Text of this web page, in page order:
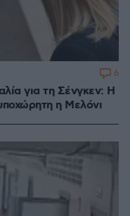
για τη Σένγκεν: Η
η Μελόνι
6